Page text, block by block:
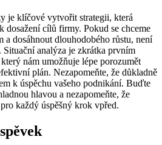
je klíčové vytvořit strategii, která
dosažení cílů firmy. Pokud se chceme
a dosáhnout dlouhodobého růstu, není
analýza je zkrátka prvním
nám umožňuje lépe porozumět
plán. Nezapomeňte, že důkladně
k úspěchu vašeho podnikání. Buďte
hlavou a nezapomeňte, že
každý úspěšný krok vpřed.